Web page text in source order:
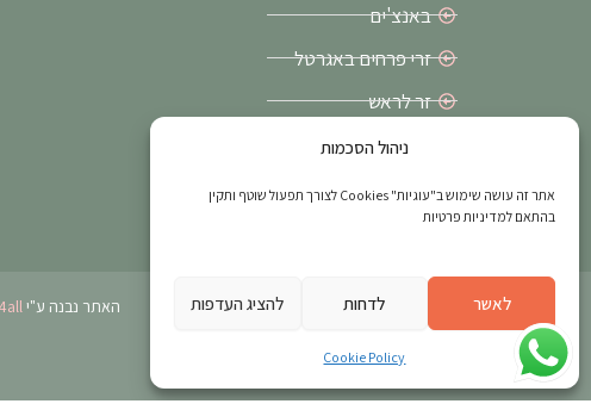
ניהול הסכמות
אתר זה עושה שימוש ב"עוגיות" Cookies לצורך תפעול שוטף ותקין
בהתאם למדיניות פרטיות
לאשר לדחות להציג העדפות
Cookie Policy
באנצ'ים
זרי פרחים באגרטל
זר לראש
זרי כלה בירושלים
פרחים ליום הולדת
האתר נבנה ע"י